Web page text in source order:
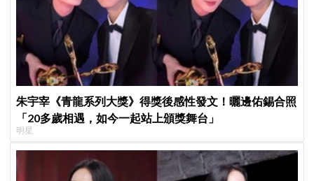
朱宇宰《青龍系列大獎》得獎後感性發文！曬邊佑錫合照
「20多歲相遇，如今一起站上頒獎舞台」
明星